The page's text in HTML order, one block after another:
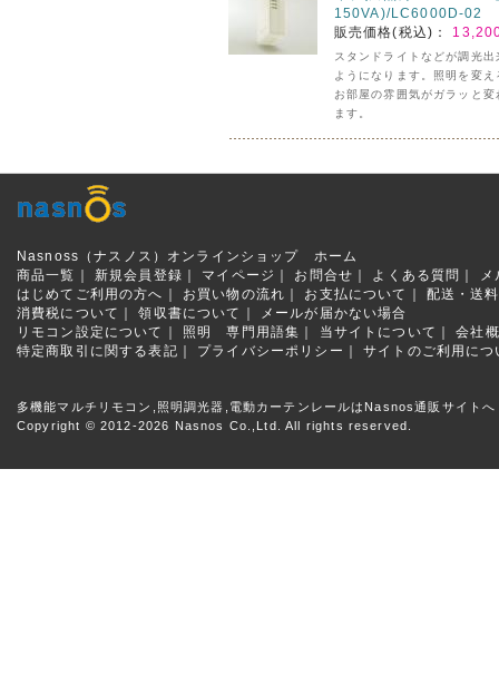
150VA)/LC6000D-02
販売価格(税込)：
スタンドライトなどが調光出
ようになります。照明を変え
お部屋の雰囲気がガラッと変
ます。
Nasnoss（ナスノス）オンラインショップ ホーム
商品一覧｜
新規会員登録｜ マイページ｜ お問合せ｜ よくある質問 ｜
はじめてご利用の方へ｜
お買い物の流れ｜ お支払について｜
配送・送
消費税について｜
領収書について｜
メールが届かない場合
リモコン設定について｜
照明 専門用語集｜ 当サイトについて｜
会社
特定商取引に関する表記｜
プライバシーポリシー｜ サイトのご利用につ
多機能マルチリモコン,照明調光器,電動カーテンレールはNasnos通販サイトへ
Copyright © 2012-2026 Nasnos Co.,Ltd. All rights reserved.